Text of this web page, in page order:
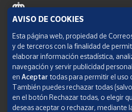
Política de cookies
Aviso legal
Condiciones del servicio
Política de Privacidad Web
AVISO DE COOKIES
Esta página web, propiedad de
y de terceros con la finalidad de
elaborar información estadística,
navegación y servir publicidad
en Aceptar todas para permitir el uso
También puedes rechazar todas
en el botón Rechazar todas, o elegir
deseas aceptar o rechazar, mediante